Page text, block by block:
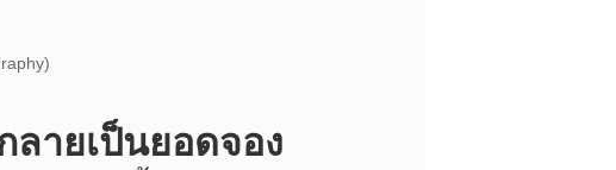
ายเป็นยอดจอง